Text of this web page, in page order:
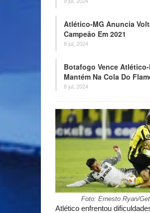
Atlético-MG Anuncia
Campeão Em 2021
8 jul, 2024
Botafogo Vence Atlético-
Mantém Na Cola Do
8 jul, 2024
Foto: Ernesto Ryan/
Atlético enfrentou